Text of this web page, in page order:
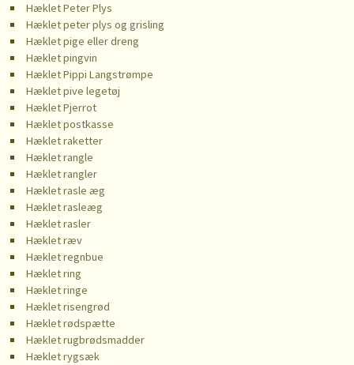
Hæklet Peter Plys
Hæklet peter plys og grisling
Hæklet pige eller dreng
Hæklet pingvin
Hæklet Pippi Langstrømpe
Hæklet pive legetøj
Hæklet Pjerrot
Hæklet postkasse
Hæklet raketter
Hæklet rangle
Hæklet rangler
Hæklet rasle æg
Hæklet rasleæg
Hæklet rasler
Hæklet ræv
Hæklet regnbue
Hæklet ring
Hæklet ringe
Hæklet risengrød
Hæklet rødspætte
Hæklet rugbrødsmadder
Hæklet rygsæk